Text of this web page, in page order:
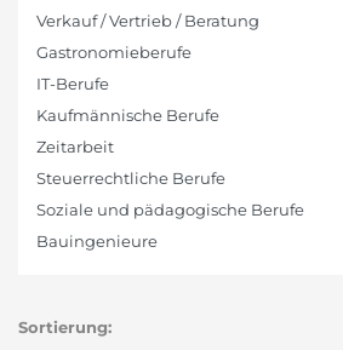
Verkauf / Vertrieb / Beratung
Gastronomieberufe
IT-Berufe
Kaufmännische Berufe
Zeitarbeit
Steuerrechtliche Berufe
Soziale und pädagogische Berufe
Bauingenieure
Sortierung: